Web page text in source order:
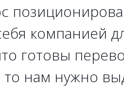
компанией
готовы
то нам нужно